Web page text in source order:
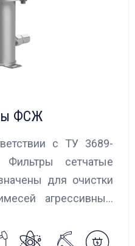
ФСЖ
с ТУ 3689-
Фильтры сетчатые
для очистки
агрессивных,
устанавливаются